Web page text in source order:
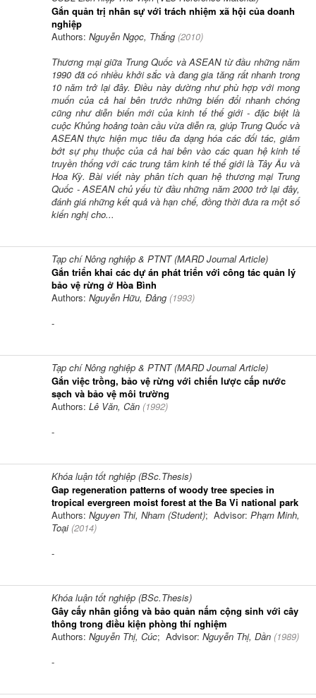
Gắn quản trị nhân sự với trách nhiệm xã hội của doanh
nghiệp
Authors: Nguyễn Ngọc, Thắng (2010)
Thương mại giữa Trung Quốc và ASEAN từ đầu những năm
1990 đã có nhiều khởi sắc và đang gia tăng rất nhanh trong
10 năm trở lại đây. Điều này dường như phù hợp với mong
muốn của cả hai bên trước những biến đổi nhanh chóng
cũng như diễn biến mới của kinh tế thế giới - đặc biệt là
cuộc Khủng hoảng toàn cầu vừa diễn ra, giúp Trung Quốc và
ASEAN thực hiện mục tiêu đa dạng hóa các đối tác, giảm
bớt sự phụ thuộc của cả hai bên vào các quan hệ kinh tế
truyền thống với các trung tâm kinh tế thế giới là Tây Âu và
Hoa Kỳ. Bài viết này phân tích quan hệ thương mại Trung
Quốc - ASEAN chủ yếu từ đầu những năm 2000 trở lại đây,
đánh giá những kết quả và hạn chế, đồng thời đưa ra một số
kiến nghị cho...
Tạp chí Nông nghiệp & PTNT (MARD Journal Article)
Gắn triển khai các dự án phát triển với công tác quản lý
bảo vệ rừng ở Hòa Bình
Authors: Nguyễn Hữu, Đảng (1993)
-
Tạp chí Nông nghiệp & PTNT (MARD Journal Article)
Gắn việc trồng, bảo vệ rừng với chiến lược cấp nước
sạch và bảo vệ môi trường
Authors: Lê Văn, Căn (1992)
-
Khóa luận tốt nghiệp (BSc.Thesis)
Gap regeneration patterns of woody tree species in
tropical evergreen moist forest at the Ba Vi national park
Authors: Nguyen Thi, Nham (Student); Advisor: Phạm Minh,
Toại(2014)
-
Khóa luận tốt nghiệp (BSc.Thesis)
Gây cấy nhân giống và bảo quản nấm cộng sinh với cây
thông trong điều kiện phòng thí nghiệm
Authors: Nguyễn Thị, Cúc; Advisor: Nguyễn Thị, Dần (1989)
-